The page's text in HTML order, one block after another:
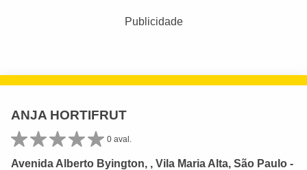
Publicidade
ANJA HORTIFRUT
0 aval.
Avenida Alberto Byington, , Vila Maria Alta, São Paulo -